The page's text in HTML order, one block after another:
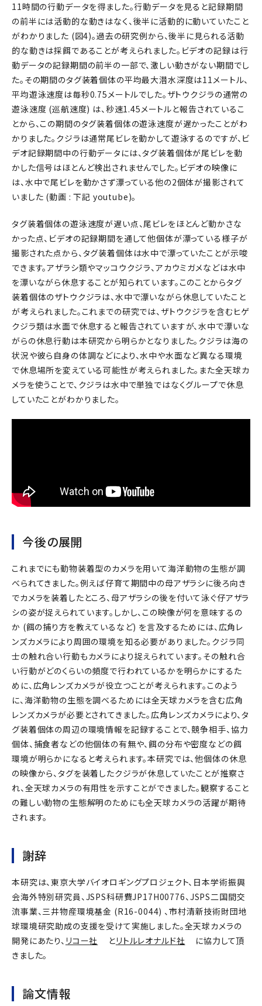
11時間の行動データを得ました。行動データを見ると記録期間
の前半には活動的な動きはなく、後半に活動的に動いていたこと
がわかりました (図4)。過去の研究例から、後半に見られる活動
的な動きは採餌であることが考えられました。ビデオの記録は行
動データの記録期間の前半の一部で、激しい動きがない期間でし
た。その期間のタグ装着個体の平均最大潜水深度は11メートル、
平均遊泳速度は毎秒0.75メートルでした。ザトウクジラの通常の
遊泳速度 (巡航速度) は、秒速1.45メートルと報告されているこ
とから、この期間のタグ装着個体の遊泳速度が遅かったことがわ
かりました。クジラは通常尾ビレを動かして遊泳するのですが、ビ
デオ記録期間中の行動データには、タグ装着個体が尾ビレを動
かした信号はほとんど検出されませんでした。ビデオの映像に
は、水中で尾ビレを動かさず漂っている他の2個体が撮影されて
いました (動画 : 下記 youtube)。
タグ装着個体の遊泳速度が遅い点、尾ビレをほとんど動かさな
かった点、ビデオの記録期間を通して他個体が漂っている様子が
撮影された点から、タグ装着個体は水中で漂っていたことが示唆
できます。アザラシ類やマッコウクジラ、アカウミガメなどは水中
を漂いながら休息することが知られています。このことからタグ
装着個体のザトウクジラは、水中で漂いながら休息していたこと
が考えられました。これまでの研究では、ザトウクジラを含むヒゲ
クジラ類は水面で休息すると報告されていますが、水中で漂いな
がらの休息行動は本研究から明らかとなりました。クジラは海の
状況や彼ら自身の体調などにより、水中や水面など異なる環境
で休息場所を変えている可能性が考えられました。また全天球カ
メラを使うことで、クジラは水中で単独ではなくグループで休息
していたことがわかりました。
今後の展開
これまでにも動物装着型のカメラを用いて海洋動物の生態が調
べられてきました。例えば仔育て期間中の母アザラシに後ろ向き
でカメラを装着したところ、母アザラシの後を付いて泳ぐ仔アザラ
シの姿が捉えられています。しかし、この映像が何を意味するの
か (餌の捕り方を教えているなど) を言及するためには、広角レ
ンズカメラにより周囲の環境を知る必要がありました。クジラ同
士の触れ合い行動もカメラにより捉えられています。その触れ合
い行動がどのくらいの頻度で行われているかを明らかにするた
めに、広角レンズカメラが役立つことが考えられます。このよう
に、海洋動物の生態を調べるためには全天球カメラを含む広角
レンズカメラが必要とされてきました。広角レンズカメラにより、タ
グ装着個体の周辺の環境情報を記録することで、競争相手、協力
個体、捕食者などの他個体の有無や、餌の分布や密度などの餌
環境が明らかになると考えられます。本研究では、他個体の休息
の映像から、タグを装着したクジラが休息していたことが推察さ
れ、全天球カメラの有用性を示すことができました。観察すること
の難しい動物の生態解明のためにも全天球カメラの活躍が期待
されます。
謝辞
本研究は、東京大学バイオロギングプロジェクト、日本学術振興
会海外特別研究員、JSPS科研費JP17H00776、JSPS二国間交
流事業、三井物産環境基金 (R16-0044) 、市村清新技術財団地
球環境研究助成の支援を受けて実施しました。全天球カメラの
開発にあたり、 リコー社 とリトルレオナルド社
に協力して頂
きました。
論文情報